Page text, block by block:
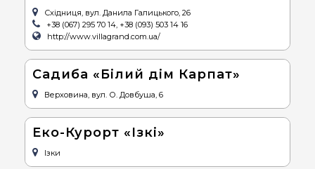
Східниця, вул. Данила Галицького, 26
+38 (067) 295 70 14, +38 (093) 503 14 16
http://www.villagrand.com.ua/
Cадиба «Білий дім Карпат»
Верховина, вул. О. Довбуша, 6
Еко-Курорт «Ізкі»
Ізки